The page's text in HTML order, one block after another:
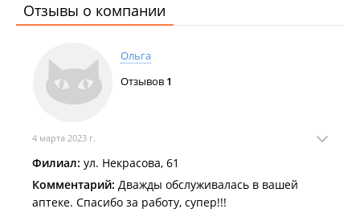
Отзывы о компании
Ольга
Отзывов 1
4 марта 2023 г.
Филиал: ул. Некрасова, 61
Комментарий: Дважды обслуживалась в вашей
аптеке. Спасибо за работу, супер!!!